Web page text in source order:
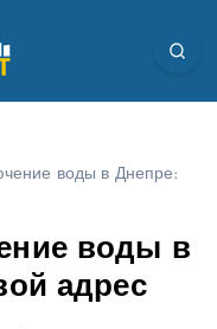
воды в Днепре:
воды в
адрес